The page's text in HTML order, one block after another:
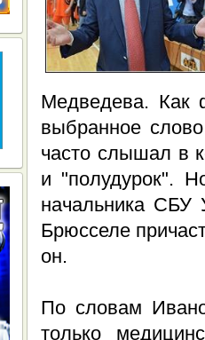
Медведева. Как
выбранное
часто слышал в
и "полудурок".
начальника СБУ
Брюсселе
он.
По словам
только